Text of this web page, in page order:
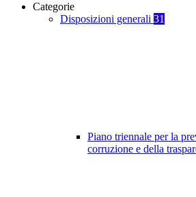
Categorie
Disposizioni generali 31
Piano triennale per la
corruzione e della